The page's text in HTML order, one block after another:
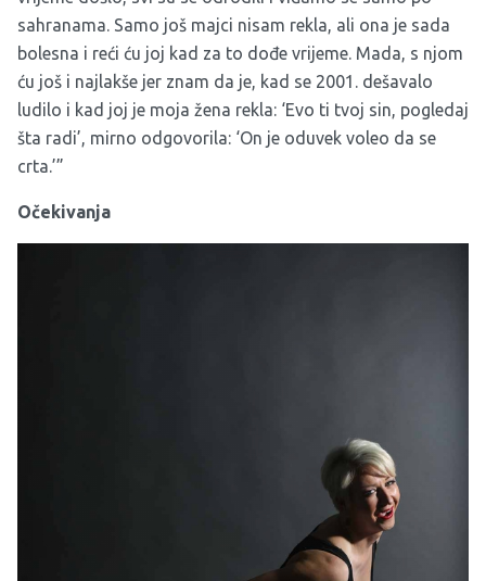
sahranama. Samo još majci nisam rekla, ali ona je sada
bolesna i reći ću joj kad za to dođe vrijeme. Mada, s njom
ću još i najlakše jer znam da je, kad se 2001. dešavalo
ludilo i kad joj je moja žena rekla: ‘Evo ti tvoj sin, pogledaj
šta radi’, mirno odgovorila: ‘On je oduvek voleo da se
crta.’”
Očekivanja